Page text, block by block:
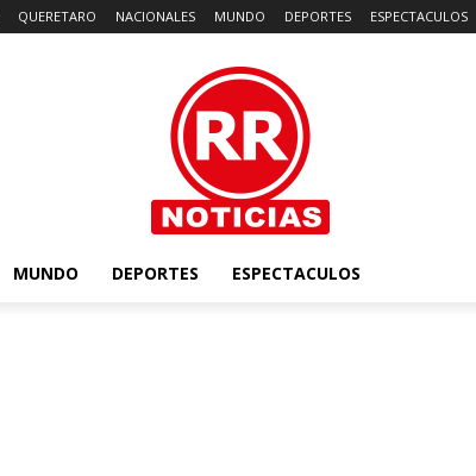
QUERETARO NACIONALES MUNDO DEPORTES ESPECTACULOS
MUNDO DEPORTES ESPECTACULOS